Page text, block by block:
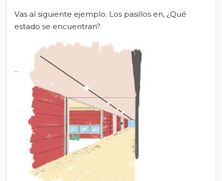
Vas al siguiente ejemplo. Los pasillos en, ¿Qué
estado se encuentran?